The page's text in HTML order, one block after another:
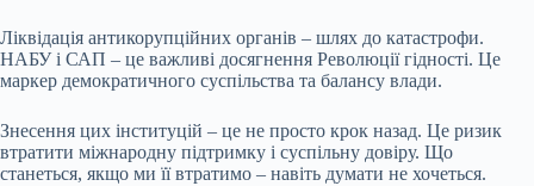
Ліквідація антикорупційних органів – шлях до катастрофи.
НАБУ і САП – це важливі досягнення Революції гідності. Це
маркер демократичного суспільства та балансу влади.
Знесення цих інституцій – це не просто крок назад. Це ризик
втратити міжнародну підтримку і суспільну довіру. Що
станеться, якщо ми її втратимо – навіть думати не хочеться.